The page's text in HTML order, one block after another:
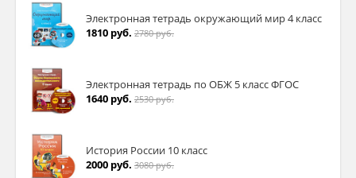
Электронная тетрадь окружающий мир 4 класс
1810 руб. 2780 руб.
Электронная тетрадь по ОБЖ 5 класс ФГОС
1640 руб. 2530 руб.
История России 10 класс
2000 руб. 3080 руб.